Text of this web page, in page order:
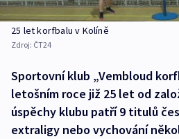
25 let korfbalu v Kolíně
Zdroj: ČT24
Sportovní klub „Vembloud
letošním roce již 25 let od
úspěchy klubu patří 9 titulů
extraligy nebo vychování